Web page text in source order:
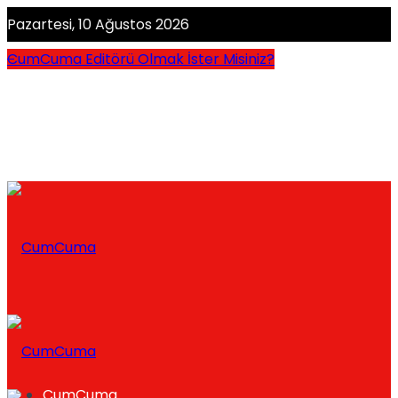
Pazartesi, 10 Ağustos 2026
CumCuma Editörü Olmak İster Misiniz?